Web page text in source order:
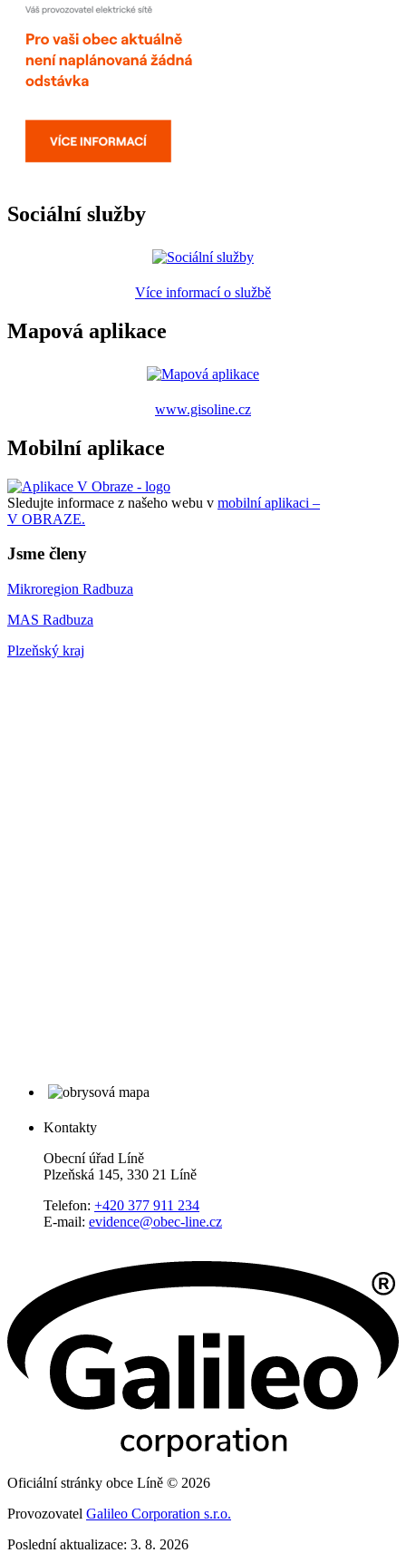
Sociální služby
Více informací o službě
Mapová aplikace
www.gisoline.cz
Mobilní aplikace
Sledujte informace z našeho webu v mobilní aplikaci –
V OBRAZE.
Jsme členy
Mikroregion Radbuza
MAS Radbuza
Plzeňský kraj
Kontakty
Obecní úřad Líně
Plzeňská 145, 330 21 Líně
Telefon: +420 377 911 234
E-mail: evidence@obec-line.cz
Oficiální stránky obce Líně © 2026
Provozovatel Galileo Corporation s.r.o.
Poslední aktualizace: 3. 8. 2026